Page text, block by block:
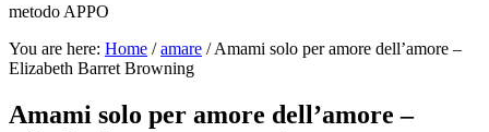
metodo APPO
You are here: Home /amare /Amami solo per amore dell’amore –
Elizabeth Barret Browning
Amami solo per amore dell’amore –